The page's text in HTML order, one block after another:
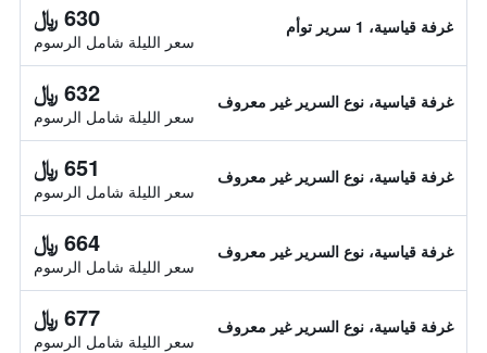
غرفة قياسية، 1 سرير توأم 630 ﷼
سعر الليلة شامل الرسوم
غرفة قياسية، نوع السرير غير معروف 632 ﷼
سعر الليلة شامل الرسوم
غرفة قياسية، نوع السرير غير معروف 651 ﷼
سعر الليلة شامل الرسوم
غرفة قياسية، نوع السرير غير معروف 664 ﷼
سعر الليلة شامل الرسوم
غرفة قياسية، نوع السرير غير معروف 677 ﷼
سعر الليلة شامل الرسوم